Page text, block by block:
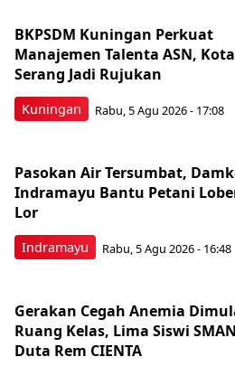
Kuningan
BKPSDM Kuningan Perkuat
Manajemen Talenta ASN, Kota
Serang Jadi Rujukan
Rabu, 5 Agu 2026 - 17:08
Indramayu
Pasokan Air Tersumbat,
Indramayu Bantu Petani
Lor
Rabu, 5 Agu 2026 - 16:48
Gerakan Cegah Anemia
Ruang Kelas, Lima Siswi
Duta Rem CIENTA